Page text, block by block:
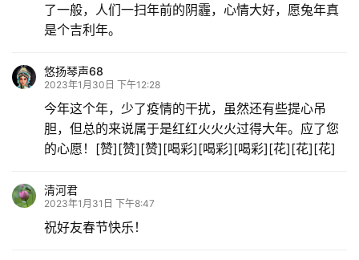
了一般，人们一扫年前的阴霾，心情大好，愿兔年真
是个吉利年。
悠扬琴声68
2023年1月30日 下午12:28
今年这个年，少了疫情的干扰，虽然还有些提心吊
胆，但总的来说属于是红红火火火过得大年。应了您
的心愿！[赞][赞][赞][喝彩][喝彩][喝彩][花][花][花]
清河君
2023年1月31日 下午8:47
祝好友春节快乐！